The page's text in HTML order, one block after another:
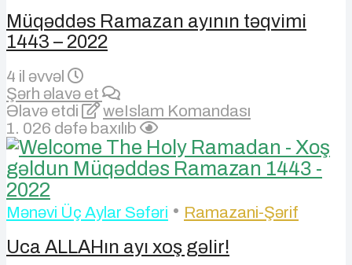
Müqəddəs Ramazan ayının təqvimi
1443 – 2022
4 il əvvəl
Şərh əlavə et
Əlavə etdi
weIslam Komandası
1. 026 dəfə baxılıb
Mənəvi Üç Aylar Səfəri • Ramazani-Şərif
Uca ALLAHın ayı xoş gəlir!